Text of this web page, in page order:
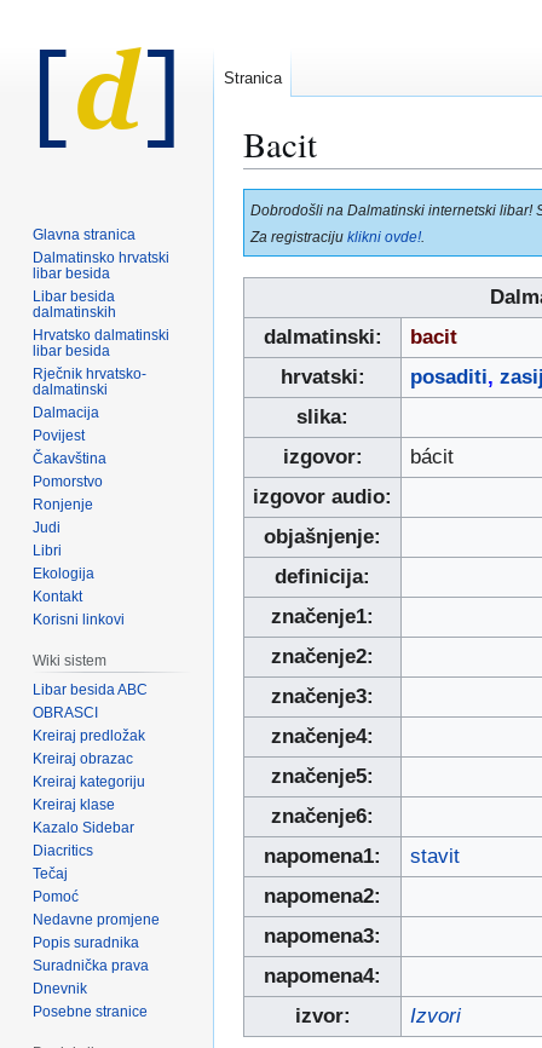
Bacit
Prijeđi
na
navigaciju
Prijeđi
na
pretraživanje
Dobrodošli na Dalmatinski internetski libar!
Za registraciju klikni ovde!
dalmatinski:
bacit
hrvatski:
posaditi,
slika:
izgovor:
bácit
izgovor audio:
objašnjenje:
definicija:
značenje1:
značenje2:
značenje3:
značenje4:
značenje5:
značenje6:
napomena1:
stavit
napomena2:
napomena3:
napomena4:
izvor:
Izvori
Stranica
Glavna stranica
Dalmatinsko hrvatski
libar besida
Libar besida
dalmatinskih
Hrvatsko dalmatinski
libar besida
Rječnik hrvatsko-
dalmatinski
Dalmacija
Povijest
Čakavština
Pomorstvo
Ronjenje
Judi
Libri
Ekologija
Kontakt
Korisni linkovi
Wiki sistem
Libar besida ABC
OBRASCI
Kreiraj predložak
Kreiraj obrazac
Kreiraj kategoriju
Kreiraj klase
Kazalo Sidebar
Diacritics
Tečaj
Pomoć
Nedavne promjene
Popis suradnika
Suradnička prava
Dnevnik
Posebne stranice